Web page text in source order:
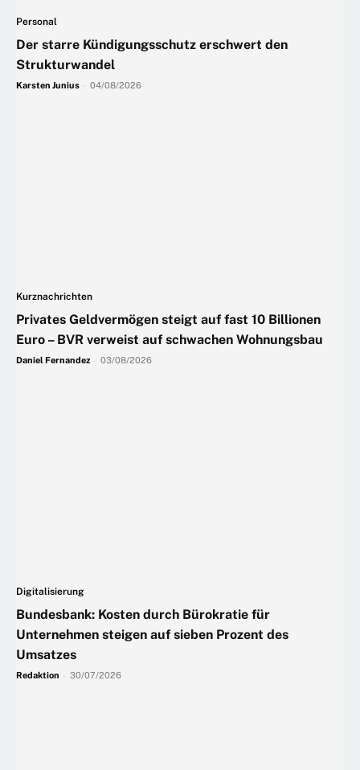
Personal
Der starre Kündigungsschutz erschwert den
Strukturwandel
Karsten Junius 04/08/2026
Kurznachrichten
Privates Geldvermögen steigt auf fast 10 Billionen
Euro – BVR verweist auf schwachen Wohnungsbau
Daniel Fernandez 03/08/2026
Digitalisierung
Bundesbank: Kosten durch Bürokratie für
Unternehmen steigen auf sieben Prozent des
Umsatzes
Redaktion 30/07/2026